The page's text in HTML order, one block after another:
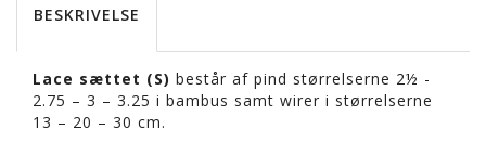
BESKRIVELSE
Lace sættet (S) består af pind størrelserne 2½ -
2.75 – 3 – 3.25 i bambus samt wirer i størrelserne
13 – 20 – 30 cm.